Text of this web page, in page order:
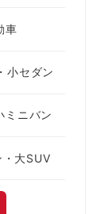
車
セダン
ニバン
大SUV